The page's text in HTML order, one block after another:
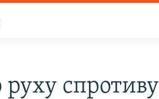
руху спротиву